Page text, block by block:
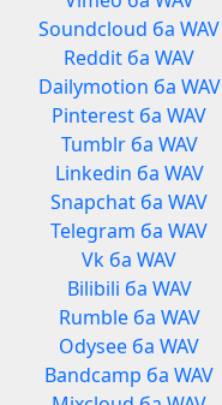
Soundcloud ба WAV
Reddit ба WAV
Dailymotion ба WAV
Pinterest ба WAV
Tumblr ба WAV
Linkedin ба WAV
Snapchat ба WAV
Telegram ба WAV
Vk ба WAV
Bilibili ба WAV
Rumble ба WAV
Odysee ба WAV
Bandcamp ба WAV